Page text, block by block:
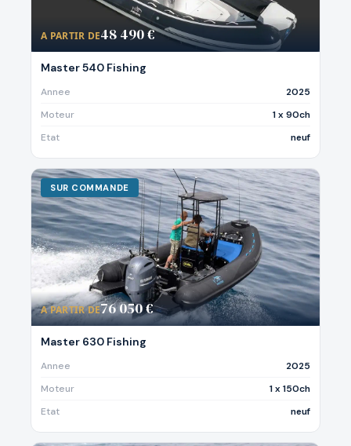
A PARTIR DE48 490 €
Master 540 Fishing
Annee
2025
Moteur
1 x 90ch
Etat
neuf
SUR COMMANDE
A PARTIR DE76 050 €
Master 630 Fishing
Annee
2025
Moteur
1 x 150ch
Etat
neuf